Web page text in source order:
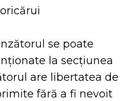
se poate
la secțiunea
are libertatea de
fără a fi nevoit